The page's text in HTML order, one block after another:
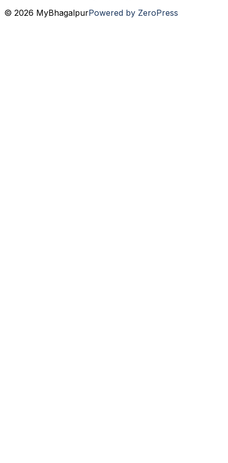
© 2026 MyBhagalpurPowered by ZeroPress